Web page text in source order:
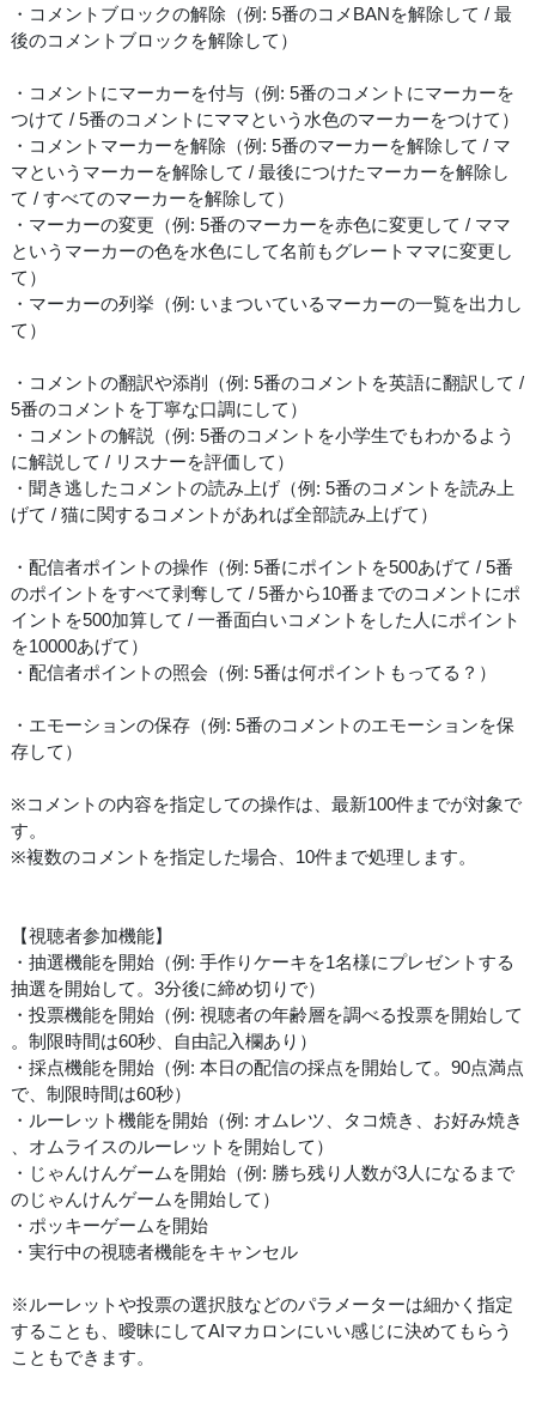
・コメントブロックの解除（例: 5番のコメBANを解除して / 最
後のコメントブロックを解除して）
・コメントにマーカーを付与（例: 5番のコメントにマーカーを
つけて / 5番のコメントにママという水色のマーカーをつけて）
・コメントマーカーを解除（例: 5番のマーカーを解除して / マ
マというマーカーを解除して / 最後につけたマーカーを解除し
て / すべてのマーカーを解除して）
・マーカーの変更（例: 5番のマーカーを赤色に変更して / ママ
というマーカーの色を水色にして名前もグレートママに変更し
て）
・マーカーの列挙（例: いまついているマーカーの一覧を出力し
て）
・コメントの翻訳や添削（例: 5番のコメントを英語に翻訳して /
5番のコメントを丁寧な口調にして）
・コメントの解説（例: 5番のコメントを小学生でもわかるよう
に解説して / リスナーを評価して）
・聞き逃したコメントの読み上げ（例: 5番のコメントを読み上
げて / 猫に関するコメントがあれば全部読み上げて）
・配信者ポイントの操作（例: 5番にポイントを500あげて / 5番
のポイントをすべて剥奪して / 5番から10番までのコメントにポ
イントを500加算して / 一番面白いコメントをした人にポイント
を10000あげて）
・配信者ポイントの照会（例: 5番は何ポイントもってる？）
・エモーションの保存（例: 5番のコメントのエモーションを保
存して）
※コメントの内容を指定しての操作は、最新100件までが対象で
す。
※複数のコメントを指定した場合、10件まで処理します。
【視聴者参加機能】
・抽選機能を開始（例: 手作りケーキを1名様にプレゼントする
抽選を開始して。3分後に締め切りで）
・投票機能を開始（例: 視聴者の年齢層を調べる投票を開始して
。制限時間は60秒、自由記入欄あり）
・採点機能を開始（例: 本日の配信の採点を開始して。90点満点
で、制限時間は60秒）
・ルーレット機能を開始（例: オムレツ、タコ焼き、お好み焼き
、オムライスのルーレットを開始して）
・じゃんけんゲームを開始（例: 勝ち残り人数が3人になるまで
のじゃんけんゲームを開始して）
・ポッキーゲームを開始
・実行中の視聴者機能をキャンセル
※ルーレットや投票の選択肢などのパラメーターは細かく指定
することも、曖昧にしてAIマカロンにいい感じに決めてもらう
こともできます。